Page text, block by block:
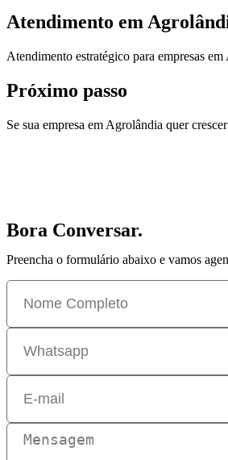
Atendimento em
Atendimento estratégico para empresas
Próximo passo
Se sua empresa em Agrolândia quer
Bora Conversar.
Preencha o formulário abaixo e vamos